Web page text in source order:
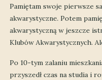
Pamiętam swoje pierwsze
akwarystyczne. Potem
akwarystyczną w jeszcze
Klubów Akwarystycznych.
Po 10-tym zalaniu
przyszedł czas na studia i